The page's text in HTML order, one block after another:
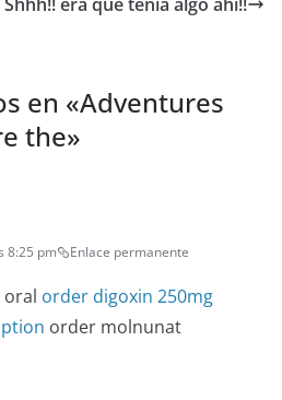
en «Adventures
the»
8:25 pm Enlace permanente
oral order digoxin 250mg
order molnunat